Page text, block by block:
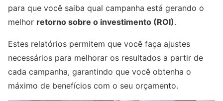
para que você saiba qual campanha está gerando o
melhor retorno sobre o investimento (ROI).
Estes relatórios permitem que você faça ajustes
necessários para melhorar os resultados a partir de
cada campanha, garantindo que você obtenha o
máximo de benefícios com o seu orçamento.